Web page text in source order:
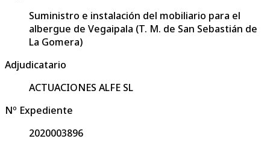
Suministro e instalación del mobiliario para el
albergue de Vegaipala (T. M. de San Sebastián de
La Gomera)
Adjudicatario
ACTUACIONES ALFE SL
Nº Expediente
2020003896